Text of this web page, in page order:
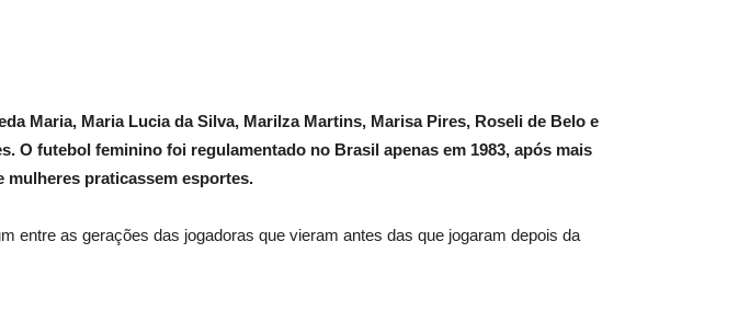
Maria, Maria Lucia da Silva, Marilza Martins, Marisa Pires, Roseli de Belo e
O futebol feminino foi regulamentado no Brasil apenas em 1983, após mais
mulheres praticassem esportes.
entre as gerações das jogadoras que vieram antes das que jogaram depois da